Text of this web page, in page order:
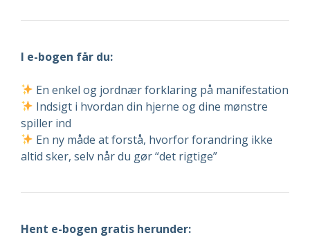
I e-bogen får du:
En enkel og jordnær forklaring på manifestation
Indsigt i hvordan din hjerne og dine mønstre
spiller ind
En ny måde at forstå, hvorfor forandring ikke
altid sker, selv når du gør “det rigtige”
Hent e-bogen gratis herunder: